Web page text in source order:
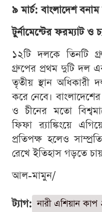
৯ মার্চ: বাংলাদেশ
টুর্নামেন্টের ফরম্যাট ও
১২টি দলকে তিনটি
গ্রুপের প্রথম দুটি দল
তৃতীয় স্থান অধিকারী
করে নেবে।
ও চীনের মতো
ফিফা র‍্যাঙ্কিংয়ে
প্রতিপক্ষ হলেও
রেখে ইতিহাস গড়তে
আল-মামুন/
ট্যাগ: নারী এশিয়ান